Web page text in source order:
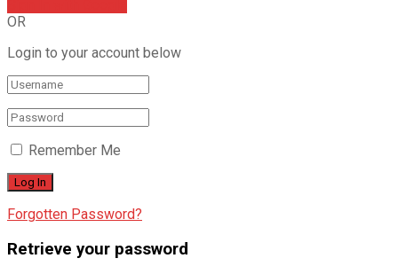
OR
Login to your account below
Remember Me
Forgotten Password?
Retrieve your password